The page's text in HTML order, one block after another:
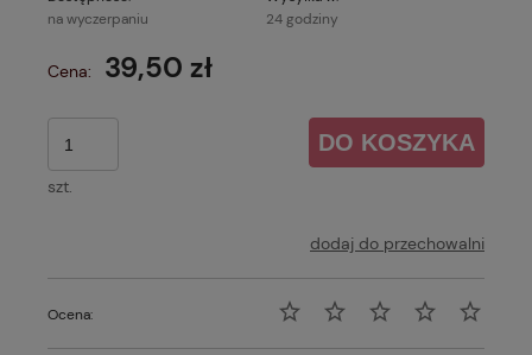
na wyczerpaniu
24 godziny
Cena: 39,50 zł
szt.
DO KOSZYKA
dodaj do przechowalni
Ocena: